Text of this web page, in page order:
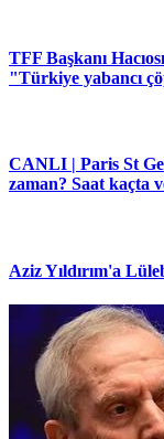
TFF Başkanı
"Türkiye yabancı
CANLI | Paris St
zaman? Saat kaçta
Aziz Yıldırım'a